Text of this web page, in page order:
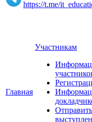
https://t.me/
Главная
Участникам